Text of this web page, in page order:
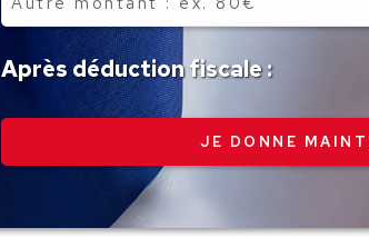
montant
Après déduction fiscale :